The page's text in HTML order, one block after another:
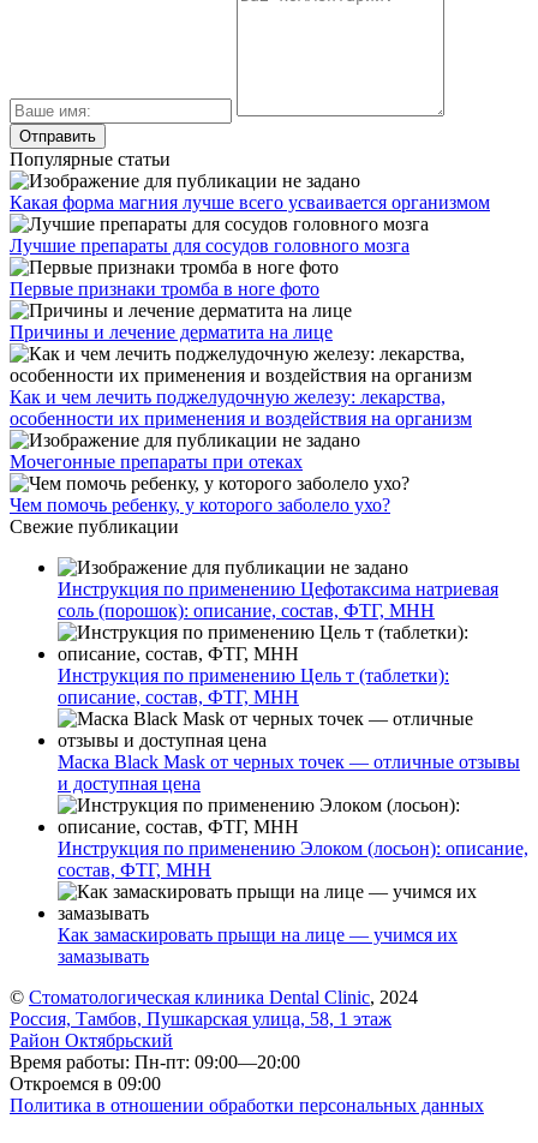
Популярные статьи
Какая форма магния лучше всего усваивается организмом
Лучшие препараты для сосудов головного мозга
Первые признаки тромба в ноге фото
Причины и лечение дерматита на лице
Как и чем лечить поджелудочную железу: лекарства,
особенности их применения и воздействия на организм
Мочегонные препараты при отеках
Чем помочь ребенку, у которого заболело ухо?
Свежие публикации
Инструкция по применению Цефотаксима натриевая
соль (порошок): описание, состав, ФТГ, МНН
Инструкция по применению Цель т (таблетки):
описание, состав, ФТГ, МНН
Маска Black Mask от черных точек — отличные отзывы
и доступная цена
Инструкция по применению Элоком (лосьон): описание,
состав, ФТГ, МНН
Как замаскировать прыщи на лице — учимся их
замазывать
© Стоматологическая клиника Dental Clinic, 2024
Россия, Тамбов, Пушкарская улица, 58, 1 этаж
Район Октябрьский
Время работы: Пн-пт: 09:00—20:00
Откроемся в 09:00
Политика в отношении обработки персональных данных